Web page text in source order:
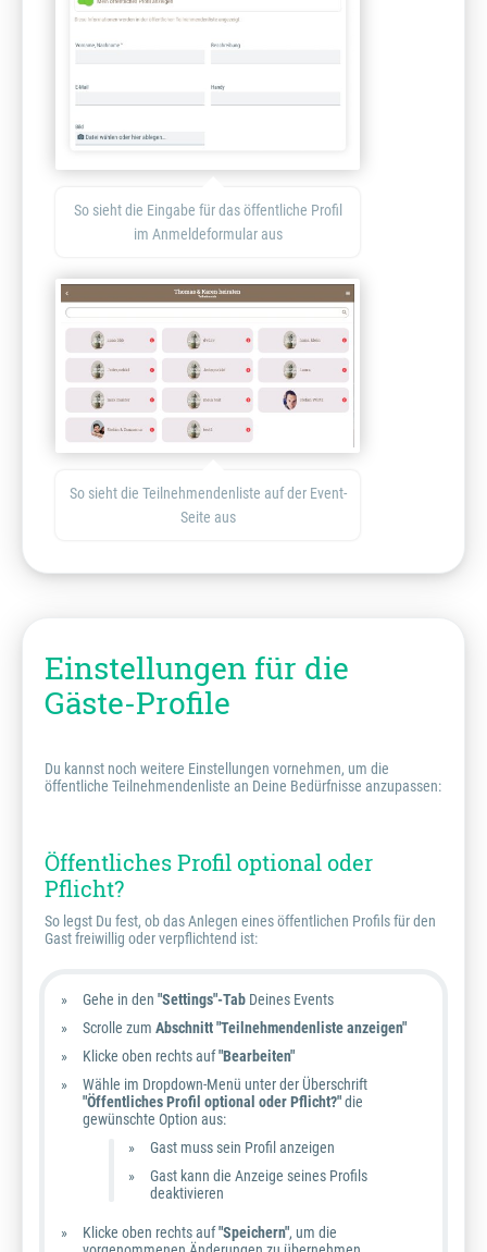
So sieht die Eingabe für das öffentliche Profil
im Anmeldeformular aus
So sieht die Teilnehmendenliste auf der Event-
Seite aus
Einstellungen für die
Gäste-Profile
Du kannst noch weitere Einstellungen vornehmen, um die
öffentliche Teilnehmendenliste an Deine Bedürfnisse anzupassen:
Öffentliches Profil optional oder
Pflicht?
So legst Du fest, ob das Anlegen eines öffentlichen Profils für den
Gast freiwillig oder verpflichtend ist:
Gehe in den "Settings"-Tab Deines Events
Scrolle zum Abschnitt "Teilnehmendenliste anzeigen"
Klicke oben rechts auf"Bearbeiten"
Wähle im Dropdown-Menü unter der Überschrift
"Öffentliches Profil optional oder Pflicht?"die
gewünschte Option aus:
Gast muss sein Profil anzeigen
Gast kann die Anzeige seines Profils
deaktivieren
Klicke oben rechts auf"Speichern", um die